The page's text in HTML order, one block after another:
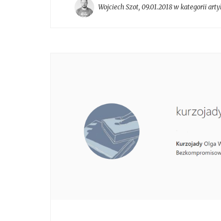
Wojciech Szot, 09.01.2018 w kategorii